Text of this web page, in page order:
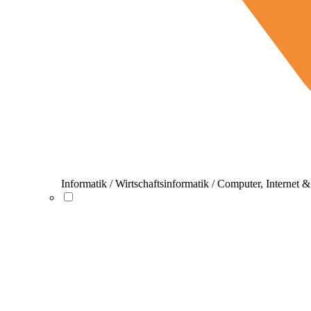
Informatik / Wirtschaftsinformatik / Computer, Internet